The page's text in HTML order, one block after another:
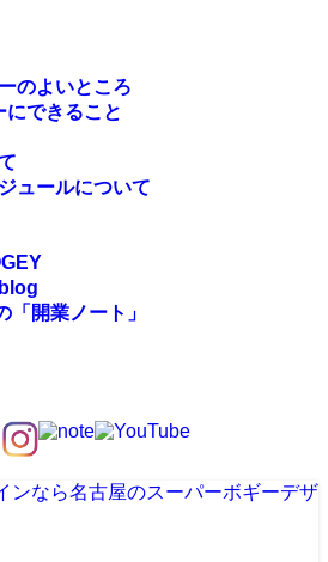
のよいところ
できること
ュールについて
開業ノート」